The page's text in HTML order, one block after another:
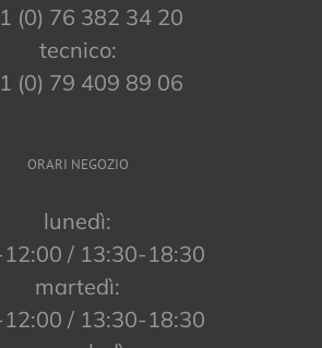
(0) 76 382 34 20
tecnico:
(0) 79 409 89 06
ORARI NEGOZIO
lunedì:
/ 13:30-18:30
martedì:
/ 13:30-18:30